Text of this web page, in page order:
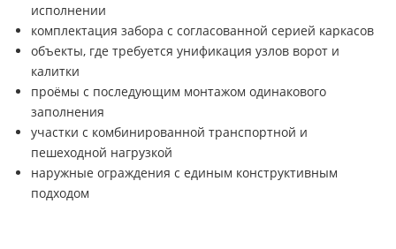
исполнении
комплектация забора с согласованной серией каркасов
объекты, где требуется унификация узлов ворот и
калитки
проёмы с последующим монтажом одинакового
заполнения
участки с комбинированной транспортной и
пешеходной нагрузкой
наружные ограждения с единым конструктивным
подходом